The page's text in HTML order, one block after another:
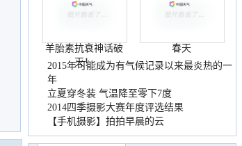
羊胎素抗衰神话破
灭！
春天
2015年可能成为有气候记录以来最炎热的一
年
立夏穿冬装 气温降至零下7度
2014四季摄影大赛年度评选结果
【手机摄影】拍拍早晨的云